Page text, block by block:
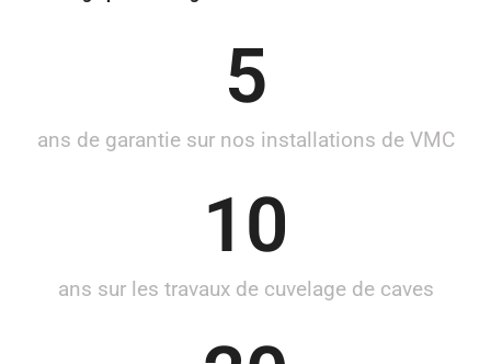
ans de garantie sur nos installations de VMC
5
ans sur les travaux de cuvelage de caves
10